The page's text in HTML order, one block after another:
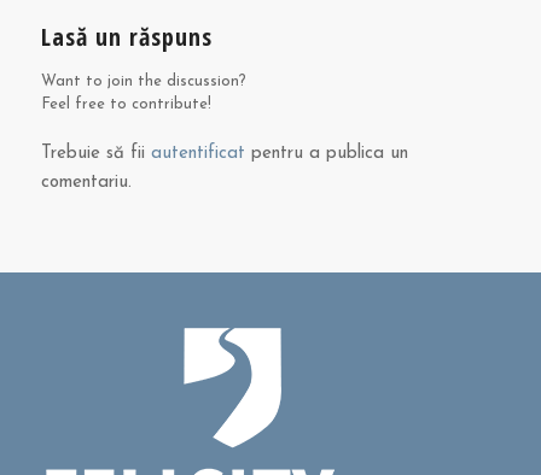
Lasă un răspuns
Want to join the discussion?
Feel free to contribute!
Trebuie să fii autentificat pentru a publica un
comentariu.